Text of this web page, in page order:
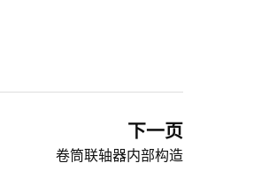
下一页
卷筒联轴器内部构造